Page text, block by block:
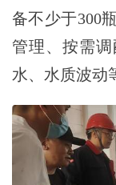
备不少于300
管理、按需
水、水质波动